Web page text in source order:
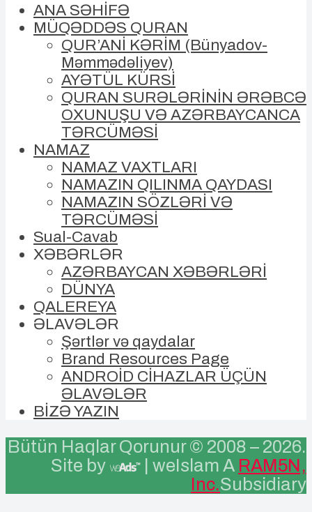
ANA SƏHİFƏ
MÜQƏDDƏS QURAN
QUR’ANİ KƏRİM (Bünyadov-
Məmmədəliyev)
AYƏTÜL KÜRSİ
QURAN SURƏLƏRİNİN ƏRƏBCƏ
OXUNUŞU VƏ AZƏRBAYCANCA
TƏRCÜMƏSİ
NAMAZ
NAMAZ VAXTLARI
NAMAZIN QILINMA QAYDASI
NAMAZIN SÖZLƏRİ VƏ
TƏRCÜMƏSİ
Sual-Cavab
XƏBƏRLƏR
AZƏRBAYCAN XƏBƏRLƏRİ
DÜNYA
QALEREYA
ƏLAVƏLƏR
Şərtlər və qaydalar
Brand Resources Page
ANDROİD CİHAZLAR ÜÇÜN
ƏLAVƏLƏR
BİZƏ YAZIN
Bütün Haqlar Qorunur © 2008 – 2026.
Site by
| weIslam A RAM5N,
Inc.Subsidiary